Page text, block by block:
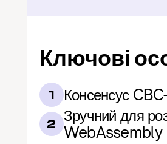
Ключові
1 Консенсус
2 Зручний для
WebAssembly